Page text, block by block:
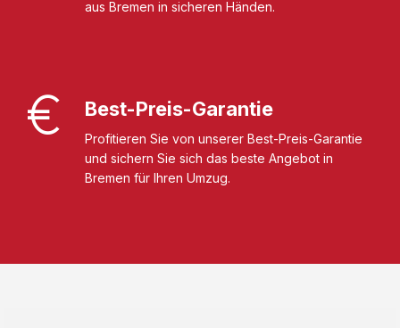
aus Bremen in sicheren Händen.
Best-Preis-Garantie
Profitieren Sie von unserer Best-Preis-Garantie
und sichern Sie sich das beste Angebot in
Bremen für Ihren Umzug.